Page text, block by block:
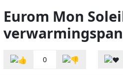
Eurom Mon
0